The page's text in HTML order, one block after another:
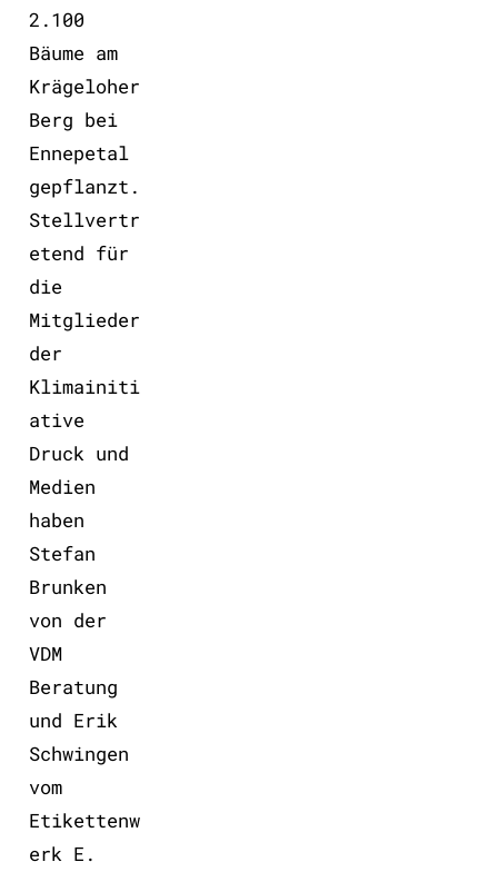
2.100
Bäume am
Krägeloher
Berg bei
Ennepetal
gepflanzt.
Stellvertr
etend für
die
Mitglieder
der
Klimainiti
ative
Druck und
Medien
haben
Stefan
Brunken
von der
VDM
Beratung
und Erik
Schwingen
vom
Etikettenw
erk E.